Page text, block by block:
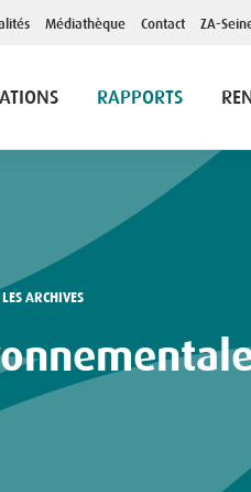
Médiathèque Contact ZA-
RAPPORTS
LES ARCHIVES